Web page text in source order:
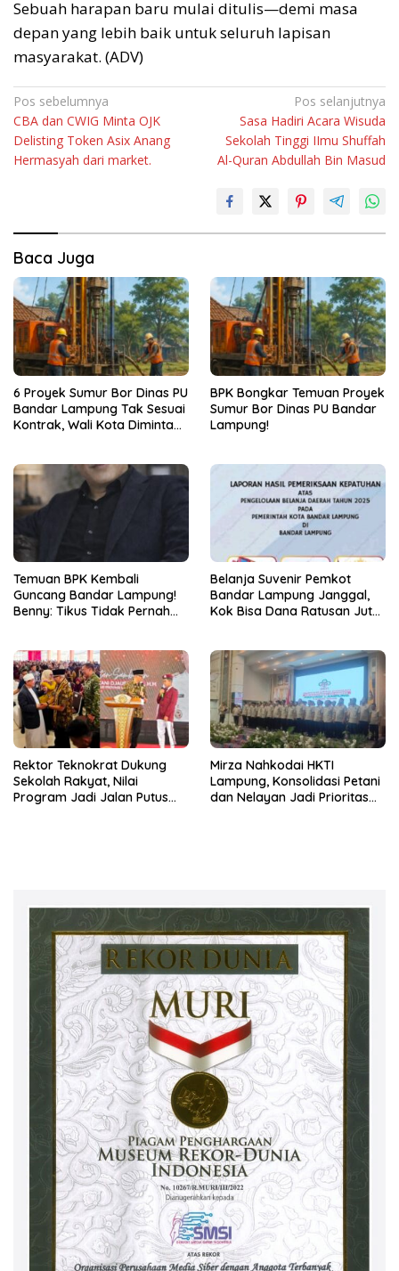
Sebuah harapan baru mulai ditulis—demi masa
depan yang lebih baik untuk seluruh lapisan
masyarakat. (ADV)
Navigasi
pos
Pos sebelumnya
CBA dan CWIG Minta OJK
Delisting Token Asix Anang
Hermasyah dari market.
Pos selanjutnya
Sasa Hadiri Acara Wisuda
Sekolah Tinggi IImu Shuffah
Al-Quran Abdullah Bin Masud
Baca Juga
6 Proyek Sumur Bor Dinas PU
Bandar Lampung Tak Sesuai
Kontrak, Wali Kota Diminta
BPK Bongkar Temuan Proyek
Sumur Bor Dinas PU Bandar
Lampung!
Temuan BPK Kembali
Guncang Bandar Lampung!
Benny: Tikus Tidak Pernah
Belanja Suvenir Pemkot
Bandar Lampung Janggal,
Kok Bisa Dana Ratusan Juta
Rektor Teknokrat Dukung
Sekolah Rakyat, Nilai
Program Jadi Jalan Putus
Mirza Nahkodai HKTI
Lampung, Konsolidasi Petani
dan Nelayan Jadi Prioritas